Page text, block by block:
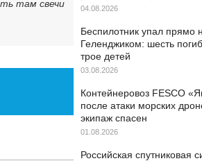
там свечи
04.08.2026
Беспилотник упал прямо
Геленджиком: шесть
трое детей
03.08.2026
Контейнеровоз FESCO
после атаки морских
экипаж спасен
01.08.2026
Российская спутниковая